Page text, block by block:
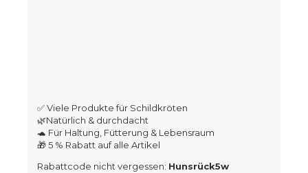
✅ Viele Produkte für Schildkröten
🌿Natürlich & durchdacht
🐢 Für Haltung, Fütterung & Lebensraum
🎁 5 % Rabatt auf alle Artikel
Rabattcode nicht vergessen: Hunsrück5w